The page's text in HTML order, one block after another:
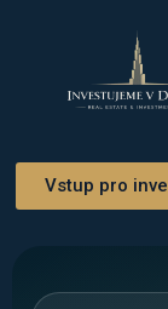
Vstup pro